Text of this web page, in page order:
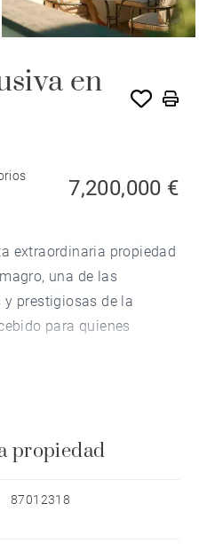
en
7,200,000 €
extraordinaria propiedad
una de las
prestigiosas de la
para quienes
excepcional
la amplitud, la luz
y los servicios
propiedad
87012318